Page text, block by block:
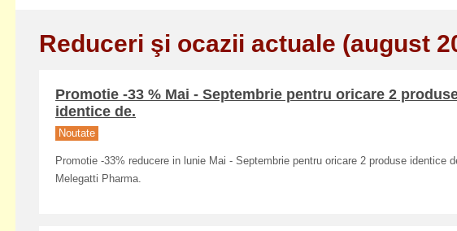
Reduceri şi ocazii actuale (august
Promotie -33 % Mai - Septembrie pentru oricare 2
identice de.
Noutate
Promotie -33% reducere in lunie Mai - Septembrie pentru oricare 2 produse identice
Melegatti Pharma.